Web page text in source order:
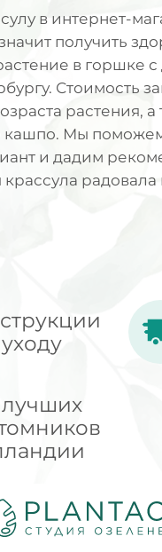
в интернет-
получить
в горшке с
Стоимость
растения, а
кашпо. Мы
и дадим
крассула радовала